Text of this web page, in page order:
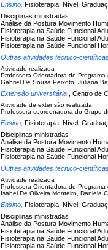
Ensino, Fisioterapia, Nível:
Disciplinas ministradas
Análise da Postura Movimento
Fisioterapia na Saúde Funcional
Fisioterapia na Saúde Funcional
Fisioterapia na Saúde Funcional
Outras atividades técnico-
Atividade realizada
Professora Orientadora do
Gabriel De Sousa Peixoto, Juliana
Extensão universitária , Centro de
Atividade de extensão realizada
Professora coordenadora do Grupo
Ensino, Fisioterapia, Nível:
Disciplinas ministradas
Análise da Postura Movimento
Fisioterapia na Saúde Funcional
Fisioterapia na Saúde Funcional
Outras atividades técnico-
Atividade realizada
Professora Orientadora do
Isabel De Oliveira Monteiro, Daniela
Ensino, Fisioterapia, Nível:
Disciplinas ministradas
Análise da Postura Movimento
Fisioterapia na Saúde Funcional
Fisioterapia na Saúde Funcional
Fisioterapia na Saúde Funcional